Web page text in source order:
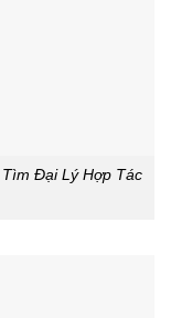
Đại Lý Hợp Tác